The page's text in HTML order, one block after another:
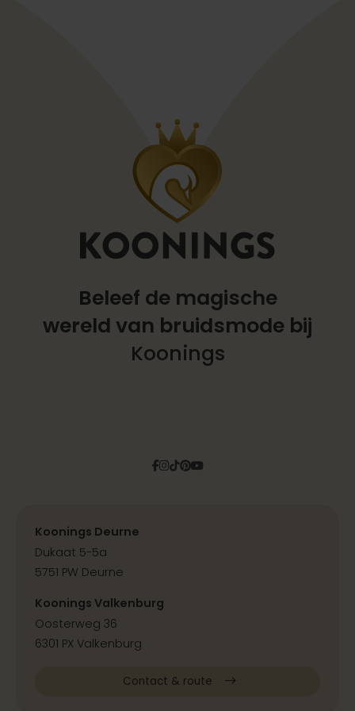
Beleef de magische
wereld van bruidsmode bij
Koonings
Facebook
Instagram
Tiktok
Pinterest
YouTube
Koonings Deurne
Dukaat 5-5a
5751 PW Deurne
Koonings Valkenburg
Oosterweg 36
6301 PX Valkenburg
Contact & route